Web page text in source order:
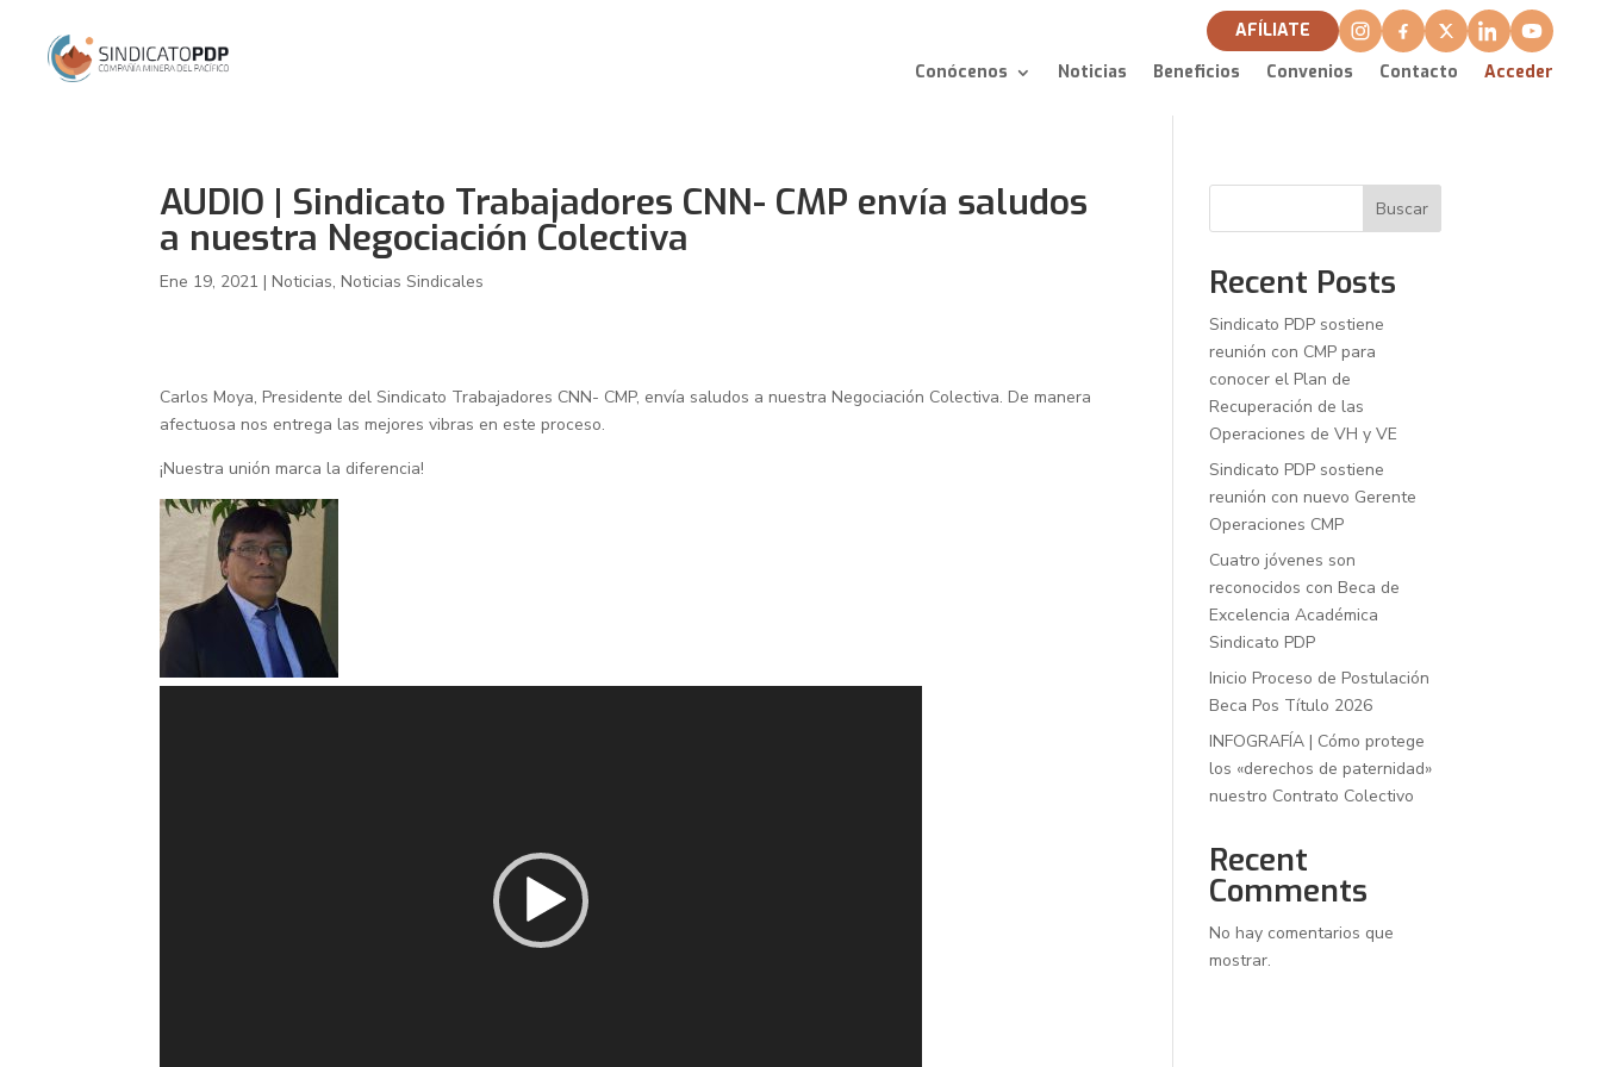
AFÍLIATE
Conócenos
Noticias Beneficios Convenios Contacto Acceder
AUDIO | Sindicato Trabajadores CNN- CMP envía saludos
a nuestra Negociación Colectiva
Ene 19, 2021 |Noticias,Noticias Sindicales
Carlos Moya, Presidente del Sindicato Trabajadores CNN- CMP, envía saludos a nuestra Negociación Colectiva. De manera
afectuosa nos entrega las mejores vibras en este proceso.
¡Nuestra unión marca la diferencia!
Buscar
Recent Posts
Sindicato PDP sostiene
reunión con CMP para
conocer el Plan de
Recuperación de las
Operaciones de VH y VE
Sindicato PDP sostiene
reunión con nuevo Gerente
Operaciones CMP
Cuatro jóvenes son
reconocidos con Beca de
Excelencia Académica
Sindicato PDP
Inicio Proceso de Postulación
Beca Pos Título 2026
INFOGRAFÍA | Cómo protege
los «derechos de paternidad»
nuestro Contrato Colectivo
Recent
Comments
No hay comentarios que
mostrar.